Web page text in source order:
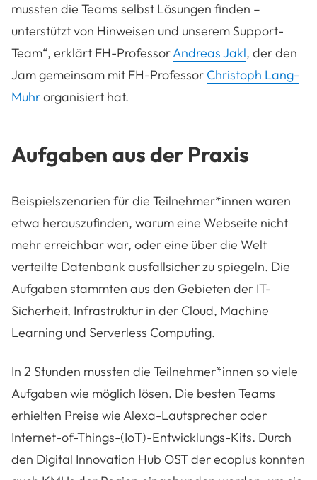
mussten die Teams selbst Lösungen finden –
unterstützt von Hinweisen und unserem Support-
Team“, erklärt FH-ProfessorAndreas Jakl, der den
Jam gemeinsam mit FH-Professor Christoph Lang-
Muhrorganisiert hat.
Aufgaben aus der Praxis
Beispielszenarien für die Teilnehmer*innen waren
etwa herauszufinden, warum eine Webseite nicht
mehr erreichbar war, oder eine über die Welt
verteilte Datenbank ausfallsicher zu spiegeln. Die
Aufgaben stammten aus den Gebieten der IT-
Sicherheit, Infrastruktur in der Cloud, Machine
Learning und Serverless Computing.
In 2 Stunden mussten die Teilnehmer*innen so viele
Aufgaben wie möglich lösen. Die besten Teams
erhielten Preise wie Alexa-Lautsprecher oder
Internet-of-Things-(IoT)-Entwicklungs-Kits. Durch
den Digital Innovation Hub OST der ecoplus konnten